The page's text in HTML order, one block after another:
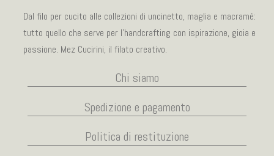
Dal filo per cucito alle collezioni di uncinetto, maglia e macramé:
tutto quello che serve per l’handcrafting con ispirazione, gioia e
passione. Mez Cucirini, il filato creativo.
Chi siamo
Spedizione e pagamento
Politica di restituzione